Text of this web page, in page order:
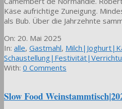
Käse aufrichtige Zuneigung.
als Bub. Über die Jahrzehnte
2025-
05-
20
On: 20. Mai 2025
In: alle, Gastmahl,
With: 0 Comments
Slow Food